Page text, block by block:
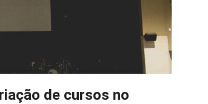
de cursos no